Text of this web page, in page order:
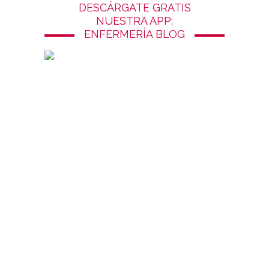
DESCÁRGATE GRATIS
NUESTRA APP:
ENFERMERÍA BLOG